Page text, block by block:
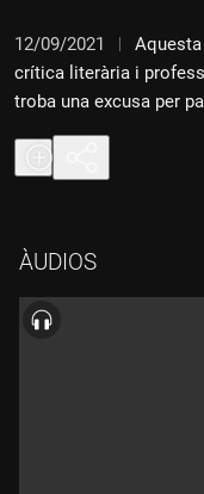
12/09/2021
crítica literària i
troba una excusa per
història de la
Fitzgerald.
ÀUDIOS